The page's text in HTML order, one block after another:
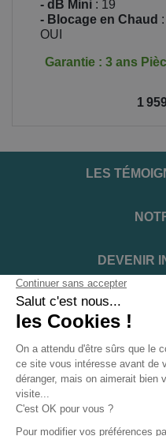
- dB Mini : 19
- Blocage en Chaud :
OUI
Garantie : 3 ans
1
LES
DEVENIR
NOTRE
NOS
INFORMATIONS ET